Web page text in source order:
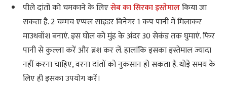
पीले दांतों को चमकाने के लिएसेब का सिरका इस्तेमालकिया जा
सकता है. 2 चम्मच एप्पल साइडर विनेगर 1 कप पानी में मिलाकर
माउथवॉश बनाएं. इस घोल को मुंह के अंदर 30 सेकंड तक घुमाएं. फिर
पानी से कुल्ला करें और ब्रश कर लें. हालांकि इसका इस्तेमाल ज्यादा
नहीं करना चाहिए, वरना दांतों को नुकसान हो सकता है. थोड़े समय के
लिए ही इसका उपयोग करें।